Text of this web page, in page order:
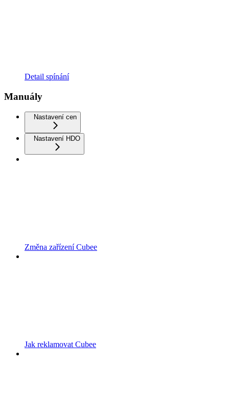
Detail spínání
Manuály
Nastavení cen
Nastavení HDO
Změna zařízení Cubee
Jak reklamovat Cubee